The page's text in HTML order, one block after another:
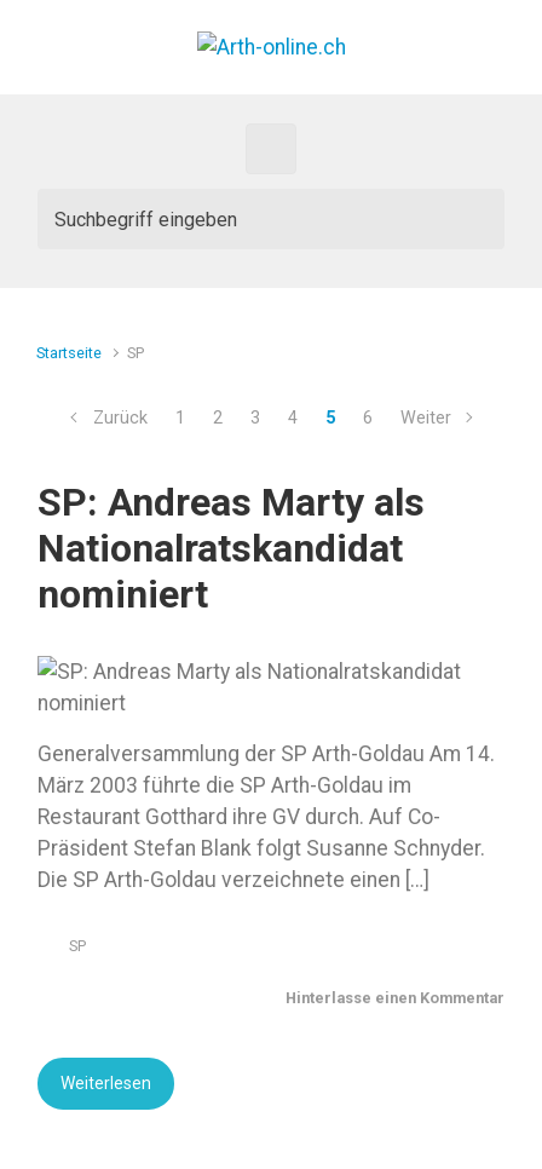
Startseite SP
Zurück 1 2 3 4 5 6 Weiter
SP: Andreas Marty als
Nationalratskandidat
nominiert
Generalversammlung der SP Arth-Goldau Am 14.
März 2003 führte die SP Arth-Goldau im
Restaurant Gotthard ihre GV durch. Auf Co-
Präsident Stefan Blank folgt Susanne Schnyder.
Die SP Arth-Goldau verzeichnete einen […]
SP
Hinterlasse einen Kommentar
Weiterlesen